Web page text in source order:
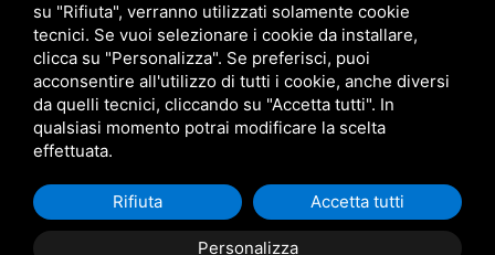
SIREC S.p.A Via Sacca n. 60/1 43052 Colorno (PR) Italy - R.E.A. PR N. 185205 -
Partita Iva 01884820349 - Capitale sociale € 200.000 i.v.
© SIREC S.p.A 2026 |Politica Qualità e Ambiente|Privacy Policy|Cookie Policy
Note legali|Informativa clienti/fornitori|Mappa del sito
su "Rifiuta", verranno utilizzati solamente cookie
tecnici. Se vuoi selezionare i cookie da installare,
clicca su "Personalizza". Se preferisci, puoi
acconsentire all'utilizzo di tutti i cookie, anche diversi
da quelli tecnici, cliccando su "Accetta tutti". In
qualsiasi momento potrai modificare la scelta
effettuata.
Personalizza
Rifiuta Accetta tutti